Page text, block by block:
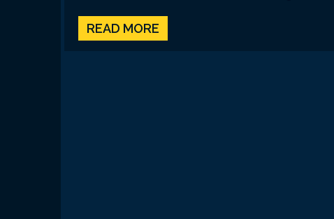
READ MORE